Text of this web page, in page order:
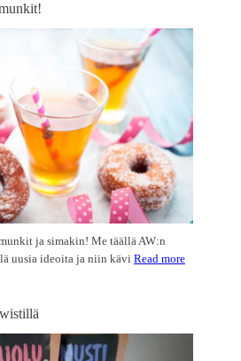
ja simakin! Me täällä AW:n
uusia ideoita ja niin kävi Read more